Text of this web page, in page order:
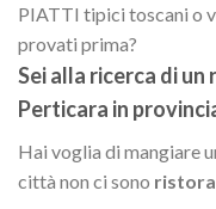
PIATTI tipici toscani o
provati prima?
Sei alla ricerca di un
Perticara in
Hai voglia di mangiare
città non ci sono